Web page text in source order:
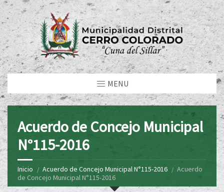
MENU
Acuerdo de Concejo Municipal
N°115-2016
Inicio Acuerdo de Concejo Municipal N°115-2016
Acuerdo
de Concejo Municipal N°115-2016